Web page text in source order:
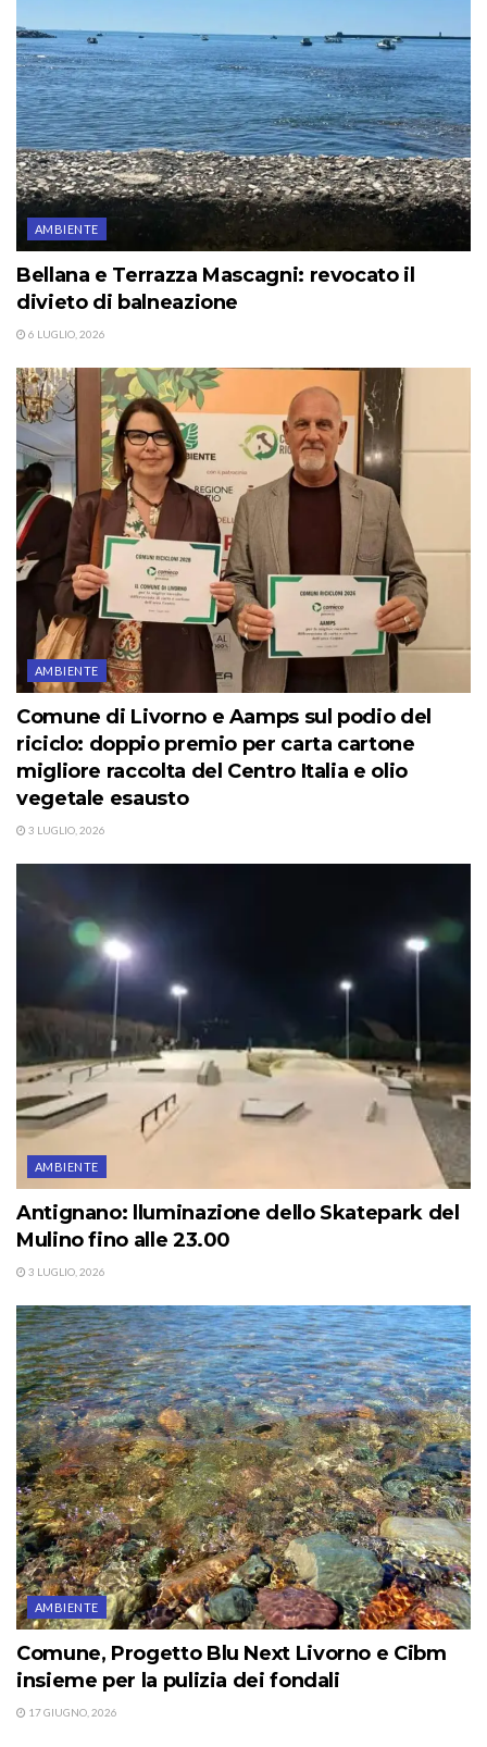
AMBIENTE
Bellana e Terrazza Mascagni: revocato il
divieto di balneazione
6 LUGLIO, 2026
AMBIENTE
Comune di Livorno e Aamps sul podio del
riciclo: doppio premio per carta cartone
migliore raccolta del Centro Italia e olio
vegetale esausto
3 LUGLIO, 2026
AMBIENTE
Antignano: lluminazione dello Skatepark del
Mulino fino alle 23.00
3 LUGLIO, 2026
AMBIENTE
Comune, Progetto Blu Next Livorno e Cibm
insieme per la pulizia dei fondali
17 GIUGNO, 2026